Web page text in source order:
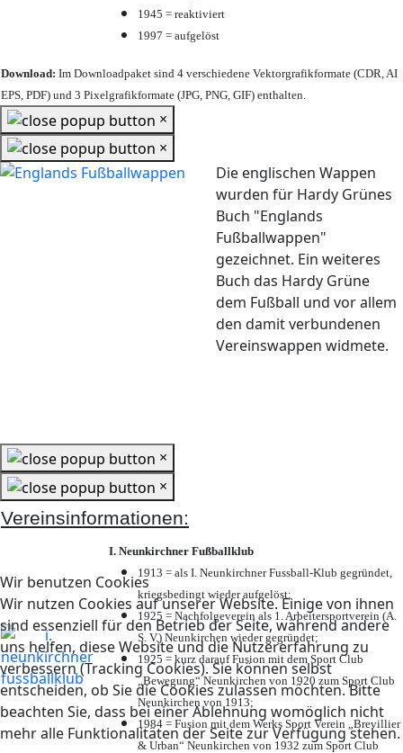
Wir benutzen Cookies
Wir nutzen Cookies auf unserer Website. Einige von ihnen
sind essenziell für den Betrieb der Seite, während andere
uns helfen, diese Website und die Nutzererfahrung zu
verbessern (Tracking Cookies). Sie können selbst
entscheiden, ob Sie die Cookies zulassen möchten. Bitte
beachten Sie, dass bei einer Ablehnung womöglich nicht
mehr alle Funktionalitäten der Seite zur Verfügung stehen.
1945 = reaktiviert
1997 = aufgelöst
Download: Im Downloadpaket sind 4 verschiedene Vektorgrafikformate (CDR, AI
EPS, PDF) und 3 Pixelgrafikformate (JPG, PNG, GIF) enthalten.
×
×
Die englischen Wappen
wurden für Hardy Grünes
Buch "Englands
Fußballwappen"
gezeichnet. Ein weiteres
Buch das Hardy Grüne
dem Fußball und vor allem
den damit verbundenen
Vereinswappen widmete.
×
×
Vereinsinformationen:
I. Neunkirchner Fußballklub
1913 = als I. Neunkirchner Fussball-Klub gegründet,
kriegsbedingt wieder aufgelöst;
1925 = Nachfolgeverein als 1. Arbeitersportverein (A.
S. V.) Neunkirchen wieder gegründet;
1925 = kurz darauf Fusion mit dem Sport Club
„Bewegung“ Neunkirchen von 1920 zum Sport Club
Neunkirchen von 1913;
1984 = Fusion mit dem Werks Sport Verein „Brevillier
& Urban“ Neunkirchen von 1932 zum Sport Club